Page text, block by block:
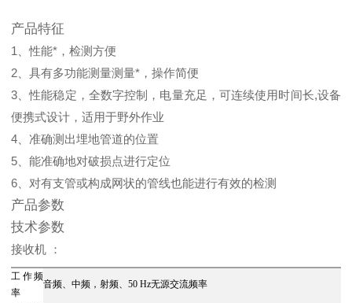
产品特征
1、性能*，检测方便
2、具有多功能测量测量*，操作简便
3、性能稳定，全数字控制，电量充足，可连续使用时间长,设备
便携式设计，适用于野外作业
4、准确测出埋地管道的位置
5、能准确地对破损点进行定位
6、对有支管或构成网状的管线也能进行有效的检测
产品参数
技术参数
接收机 ：
工作频
率
音频、中频，射频、50 Hz无源交流频率